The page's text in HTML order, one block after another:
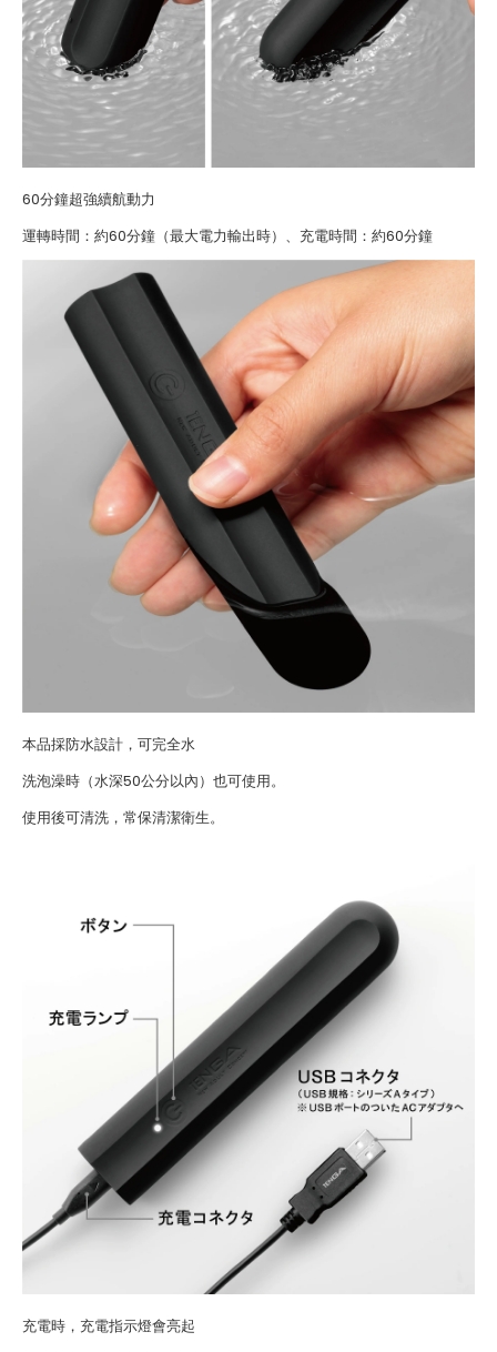
60分鐘超強續航動力
運轉時間：約60分鐘（最大電力輸出時）、充電時間：約60分鐘
本品採防水設計，可完全水
洗泡澡時（水深50公分以內）也可使用。
使用後可清洗，常保清潔衛生。
充電時，充電指示燈會亮起